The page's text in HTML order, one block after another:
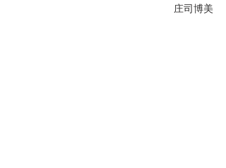
庄司博美